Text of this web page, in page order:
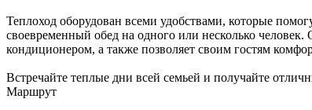
Теплоход оборудован всеми удобствами, которые
своевременный обед на одного или несколько
кондиционером, а также позволяет своим гостям
Встречайте теплые дни всей семьей и получайте
Маршрут